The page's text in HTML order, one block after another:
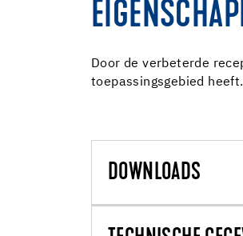
Door de verbeterde
toepassingsgebied heeft.
DOWNLOADS